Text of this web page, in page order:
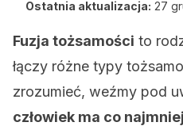
Ostatnia aktualizacja: 27
Fuzja tożsamości to
łączy różne typy
zrozumieć, weźmy pod
człowiek ma co